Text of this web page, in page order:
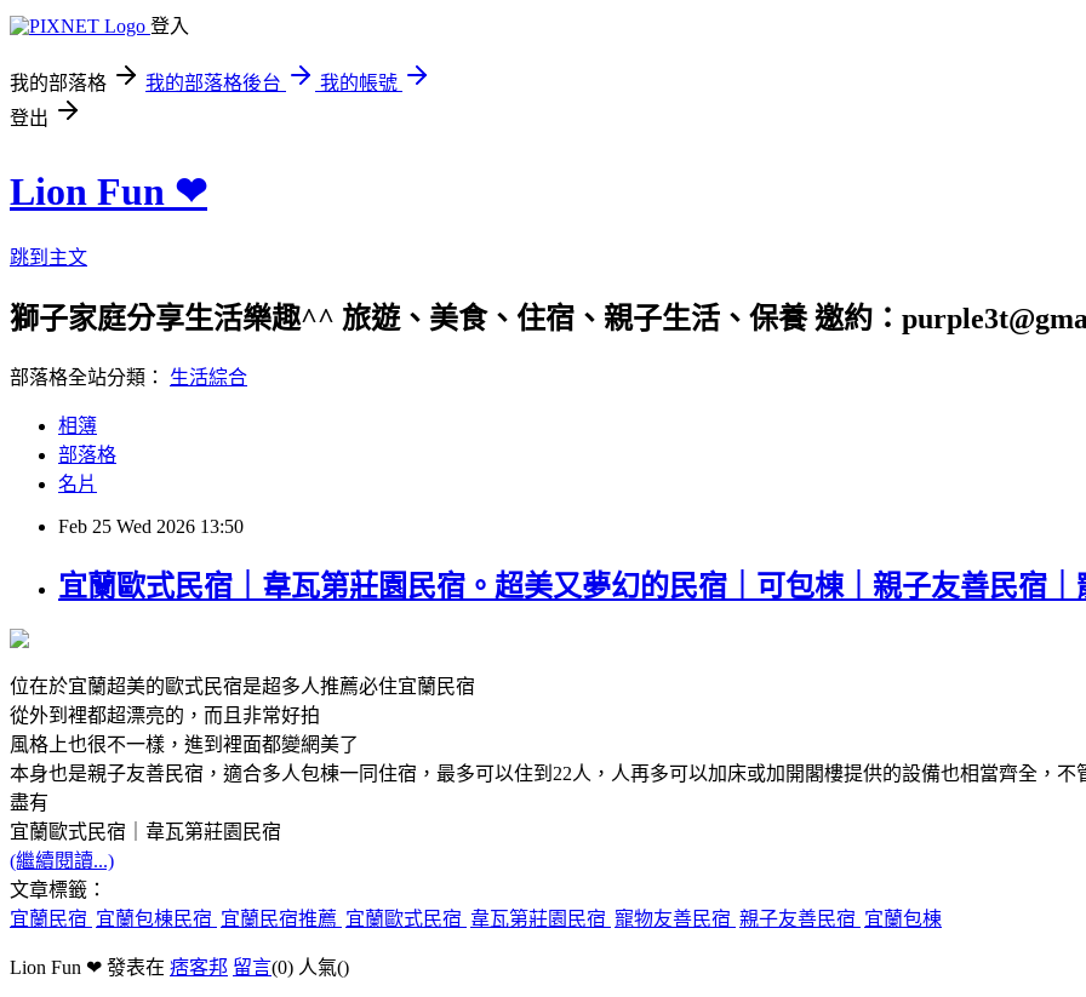
登入
我的部落格 我的部落格後台
我的帳號
登出
Lion Fun ❤
跳到主文
獅子家庭分享生活樂趣^^ 旅遊、美食、住宿、親子生活、保養 邀約：
部落格全站分類： 生活綜合
相簿
部落格
名片
Feb 25 Wed 2026 13:50
宜蘭歐式民宿｜韋瓦第莊園民宿。超美又夢幻的民宿｜可包棟｜親子友善民宿
位在於宜蘭超美的歐式民宿是超多人推薦必住宜蘭民宿
從外到裡都超漂亮的，而且非常好拍
風格上也很不一樣，進到裡面都變網美了
本身也是親子友善民宿，適合多人包棟一同住宿，最多可以住到22人，人再多可以加床或加開閣樓提供的設備也相當齊全，
盡有
宜蘭歐式民宿｜韋瓦第莊園民宿
(繼續閱讀...)
文章標籤：
宜蘭民宿 宜蘭包棟民宿 宜蘭民宿推薦 宜蘭歐式民宿 韋瓦第莊園民宿 寵物友善民宿 親子友善民宿 宜蘭包棟
Lion Fun ❤ 發表在 痞客邦 留言(0) 人氣()